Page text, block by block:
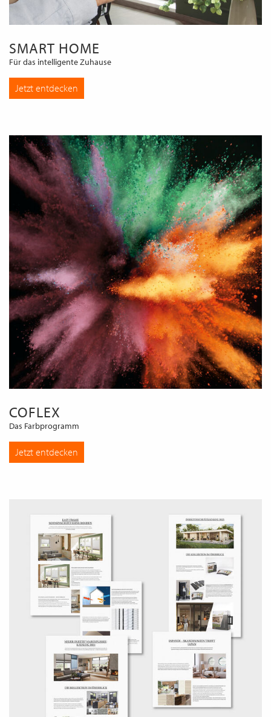
SMART HOME
Für das intelligente Zuhause
Jetzt entdecken
COFLEX
Das Farbprogramm
Jetzt entdecken